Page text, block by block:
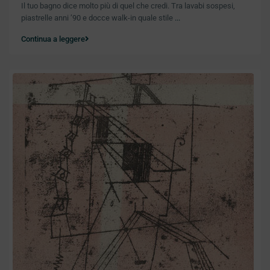
Il tuo bagno dice molto più di quel che credi. Tra lavabi sospesi,
piastrelle anni ’90 e docce walk-in quale stile
Continua a leggere